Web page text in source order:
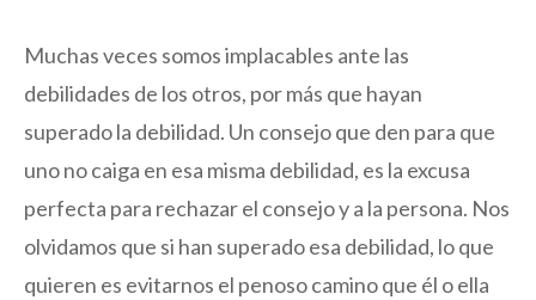
Muchas veces somos implacables ante las
debilidades de los otros, por más que hayan
superado la debilidad. Un consejo que den para que
uno no caiga en esa misma debilidad, es la excusa
perfecta para rechazar el consejo y a la persona. Nos
olvidamos que si han superado esa debilidad, lo que
quieren es evitarnos el penoso camino que él o ella